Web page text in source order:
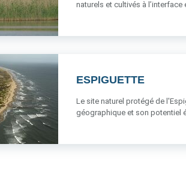
naturels et cultivés à l’interface
ESPIGUETTE
Le site naturel protégé de
géographique et son potentiel